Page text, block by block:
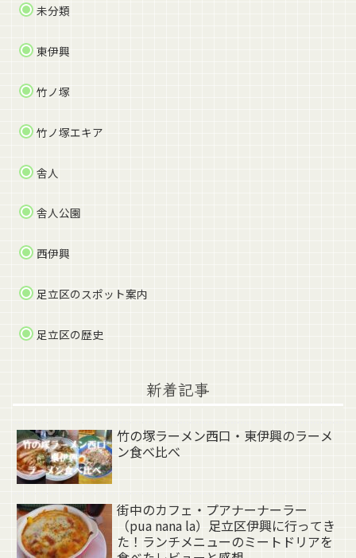
未分類
東伊興
竹ノ塚
竹ノ塚エキア
舎人
舎人公園
西伊興
足立区のスポット案内
足立区の歴史
新着記事
竹の塚ラーメン西口・東伊興のラーメ
ン食べ比べ
街中のカフェ・プアナーナーラー
（pua nana la）足立区伊興に行ってき
た！ランチメニューのミートドリアを